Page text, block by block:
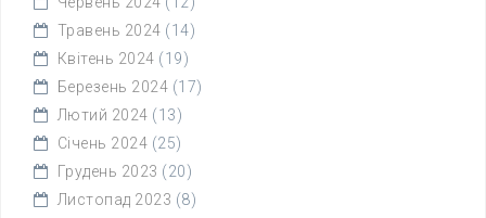
Травень 2024 (14)
Квітень 2024 (19)
Березень 2024 (17)
Лютий 2024 (13)
Січень 2024 (25)
Грудень 2023 (20)
Листопад 2023 (8)